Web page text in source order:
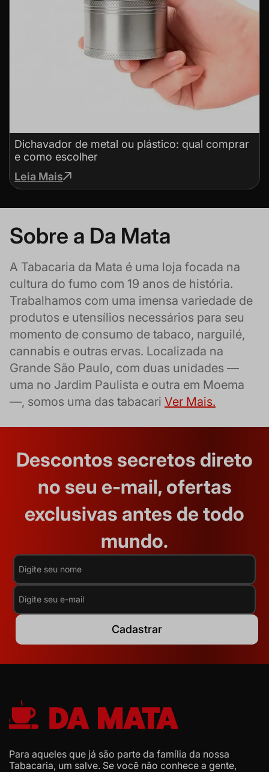
Dichavador de metal ou plástico: qual comprar
e como escolher
Leia Mais
Sobre a Da Mata
A Tabacaria da Mata é uma loja focada na
cultura do fumo com 19 anos de história.
Trabalhamos com uma imensa variedade de
produtos e utensílios necessários para seu
momento de consumo de tabaco, narguilé,
cannabis e outras ervas. Localizada na
Grande São Paulo, com duas unidades —
uma no Jardim Paulista e outra em Moema
—, somos uma das tabacari Ver Mais.
Descontos secretos direto
no seu e-mail, ofertas
exclusivas antes de todo
mundo.
Cadastrar
Para aqueles que já são parte da família da nossa
Tabacaria, um salve. Se você não conhece a gente,